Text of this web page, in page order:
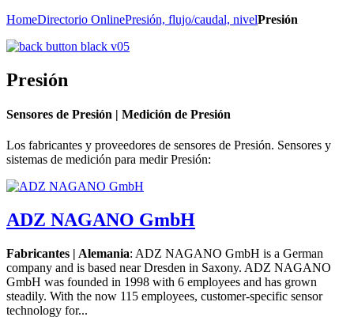
HomeDirectorio OnlinePresión, flujo/caudal, nivelPresión
Presión
Sensores de Presión | Medición de Presión
Los fabricantes y proveedores de sensores de Presión. Sensores y
sistemas de medición para medir Presión:
ADZ NAGANO GmbH
Fabricantes | Alemania: ADZ NAGANO GmbH is a German
company and is based near Dresden in Saxony. ADZ NAGANO
GmbH was founded in 1998 with 6 employees and has grown
steadily. With the now 115 employees, customer-specific sensor
technology for...